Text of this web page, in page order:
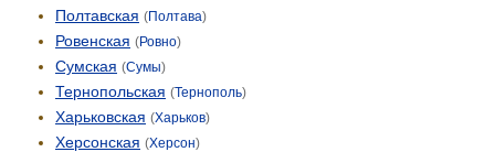
Полтавская (Полтава)
Ровенская (Ровно)
Сумская (Сумы)
Тернопольская (Тернополь)
Харьковская (Харьков)
Херсонская (Херсон)